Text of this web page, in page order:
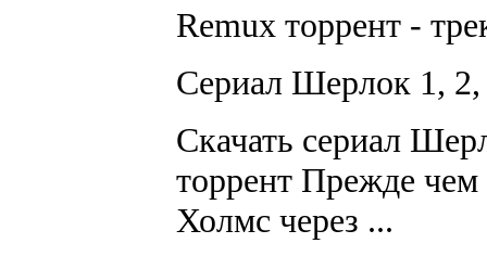
Remux торрент -
Сериал Шерлок 1, 2,
Скачать сериал
торрент Прежде
Холмс через ...